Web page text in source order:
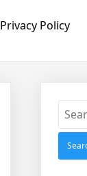
Privacy Policy
Search